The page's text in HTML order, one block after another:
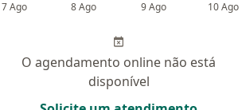
7 Ago 8 Ago 9 Ago 10 Ago
O agendamento online não está
disponível